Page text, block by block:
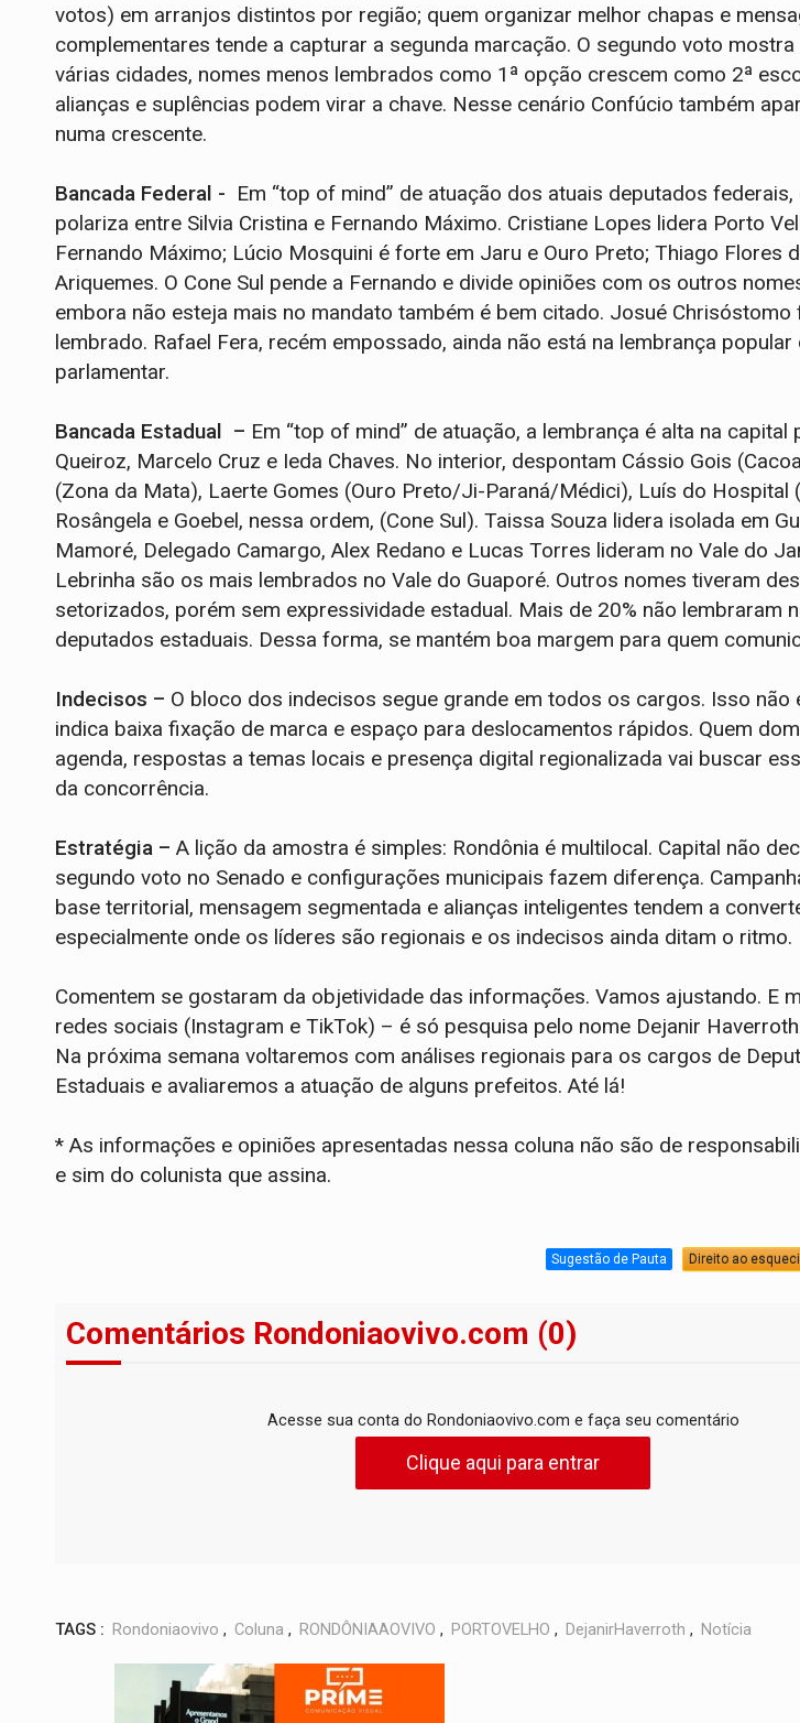
votos) em arranjos distintos por região; quem organizar melhor chapas e
complementares tende a capturar a segunda marcação. O segundo voto mostra
várias cidades, nomes menos lembrados como 1ª opção crescem como 2ª
alianças e suplências podem virar a chave. Nesse cenário Confúcio também
numa crescente.
Bancada Federal - Em “top of mind” de atuação dos atuais deputados
polariza entre Silvia Cristina e Fernando Máximo. Cristiane Lopes lidera Porto
Fernando Máximo; Lúcio Mosquini é forte em Jaru e Ouro Preto; Thiago Flores
Ariquemes. O Cone Sul pende a Fernando e divide opiniões com os outros
embora não esteja mais no mandato também é bem citado. Josué Chrisóstomo
lembrado. Rafael Fera, recém empossado, ainda não está na lembrança
parlamentar.
Bancada Estadual – Em “top of mind” de atuação, a lembrança é alta na capital
Queiroz, Marcelo Cruz e Ieda Chaves. No interior, despontam Cássio Gois
(Zona da Mata), Laerte Gomes (Ouro Preto/Ji-Paraná/Médici), Luís do Hospital
Rosângela e Goebel, nessa ordem, (Cone Sul). Taissa Souza lidera isolada em
Mamoré, Delegado Camargo, Alex Redano e Lucas Torres lideram no Vale do
Lebrinha são os mais lembrados no Vale do Guaporé. Outros nomes tiveram
setorizados, porém sem expressividade estadual. Mais de 20% não lembraram
deputados estaduais. Dessa forma, se mantém boa margem para quem
Indecisos – O bloco dos indecisos segue grande em todos os cargos. Isso não
indica baixa fixação de marca e espaço para deslocamentos rápidos. Quem
agenda, respostas a temas locais e presença digital regionalizada vai buscar
da concorrência.
Estratégia – A lição da amostra é simples: Rondônia é multilocal. Capital não
segundo voto no Senado e configurações municipais fazem diferença.
base territorial, mensagem segmentada e alianças inteligentes tendem a
especialmente onde os líderes são regionais e os indecisos ainda ditam o ritmo.
Comentem se gostaram da objetividade das informações. Vamos ajustando. E
redes sociais (Instagram e TikTok) – é só pesquisa pelo nome Dejanir
Na próxima semana voltaremos com análises regionais para os cargos de
Estaduais e avaliaremos a atuação de alguns prefeitos. Até lá!
* As informações e opiniões apresentadas nessa coluna não são de
e sim do colunista que assina.
Sugestão de Pauta Direito ao
Comentários Rondoniaovivo.com (0)
Acesse sua conta do Rondoniaovivo.com e faça seu comentário
Clique aqui para entrar
TAGS : Rondoniaovivo , Coluna , RONDÔNIAAOVIVO , PORTOVELHO , DejanirHaverroth , Notícia